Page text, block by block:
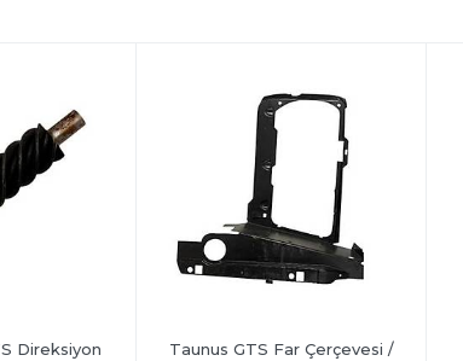
Direksiyon
Taunus GTS Far Çerçevesi /